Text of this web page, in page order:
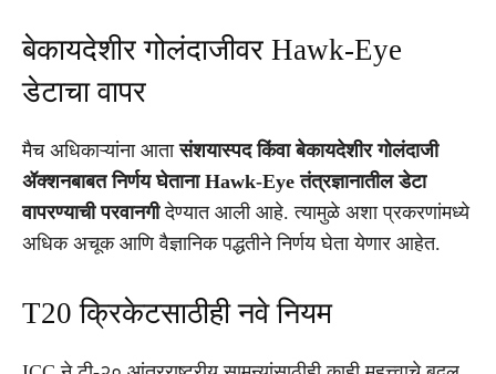
बेकायदेशीर गोलंदाजीवर Hawk-Eye
डेटाचा वापर
मैच अधिकाऱ्यांना आतासंशयास्पद किंवा बेकायदेशीर गोलंदाजी
ॲक्शनबाबत निर्णय घेताना Hawk-Eye तंत्रज्ञानातील डेटा
वापरण्याची परवानगीदेण्यात आली आहे. त्यामुळे अशा प्रकरणांमध्ये
अधिक अचूक आणि वैज्ञानिक पद्धतीने निर्णय घेता येणार आहेत.
T20 क्रिकेटसाठीही नवे नियम